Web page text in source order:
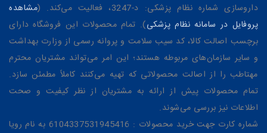
داروسازی شماره نظام پزشکی: د-3247، فعالیت می‌کند. (
مشاهده
پروفایل در سامانه نظام پزشکی). تمام محصولات این فروشگاه دارای
برچسب اصالت کالا، کد سیب سلامت و پروانه رسمی از وزارت بهداشت
و سایر سازمان‌های مربوطه هستند؛ این امر می‌تواند مشتریان محترم
مهتاطب را از اصالت محصولاتی که تهیه می‌کنند کاملاً مطمئن سازد.
تمام محصولات پیش از ارائه به مشتریان از نظر کیفیت و صحت
اطلاعات نیز بررسی می‌شوند.
شماره کارت جهت خرید محصولات : 6104337531945416 به نام رویا